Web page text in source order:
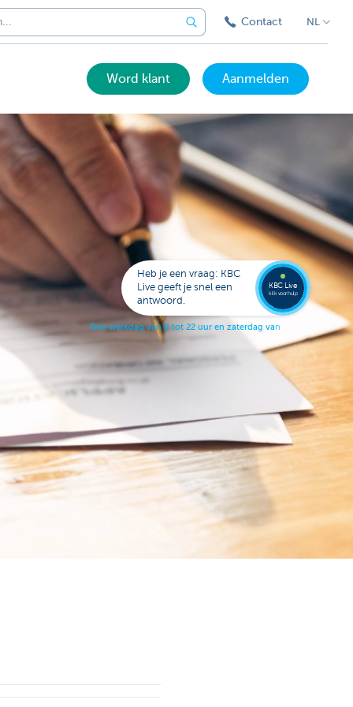
Contact NL
Word klant Aanmelden
Heb je een vraag: KBC
Live geeft je snel een
antwoord.
Elke werkdag van 8 tot 22 uur en zaterdag van
uu
KBC Live
klik voor hulp
Bel
een
KBC
Live
expert
078
153